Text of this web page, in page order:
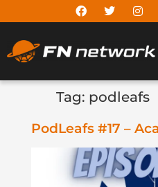
Tag: podleafs
PodLeafs #17 –